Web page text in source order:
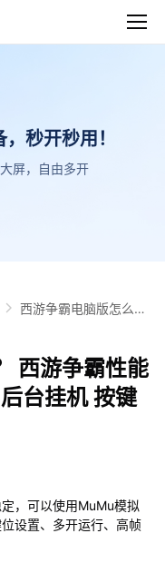
秒开秒用！
屏，自由多开
西游争霸电脑版怎么
台挂机 按键设置教程
西游争霸性能
台挂机 按键
，可以使用MuMu模拟
设置、多开运行、高帧